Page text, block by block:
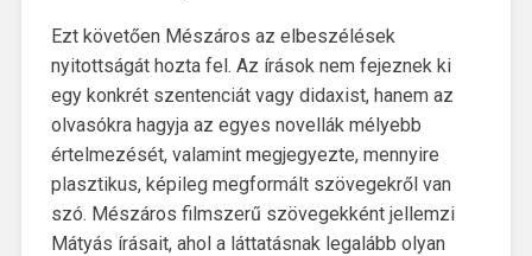
Ezt követően Mészáros az elbeszélések
nyitottságát hozta fel. Az írások nem fejeznek ki
egy konkrét szentenciát vagy didaxist, hanem az
olvasókra hagyja az egyes novellák mélyebb
értelmezését, valamint megjegyezte, mennyire
plasztikus, képileg megformált szövegekről van
szó. Mészáros filmszerű szövegekként jellemzi
Mátyás írásait, ahol a láttatásnak legalább olyan